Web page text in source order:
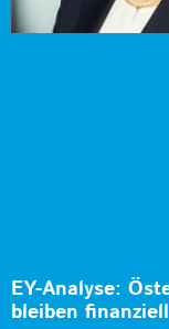
EY-Analyse:
bleiben